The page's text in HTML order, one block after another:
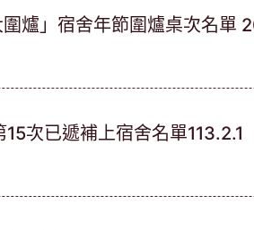
爐」宿舍年節圍爐桌次名
次已遞補上宿舍名單113.2.1